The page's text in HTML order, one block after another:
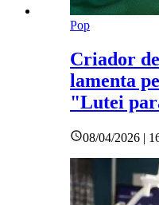
Pop
Criador
lamenta
"Lutei
08/04/2026 |